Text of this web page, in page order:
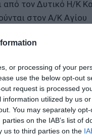
or processing of your
use the below opt-out
request is processed
utilized by us
You may separately
on the IAB’s list of
us to third parties on the
από τον Δυτικό Η/Κ
στον Α/Κ Αγίου
αμφίπλευρη
εκτροπή
μειωμένα
προς Λαμία.